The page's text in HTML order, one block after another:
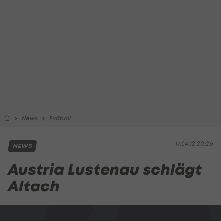
News Fußball
17.04.12 20:26
NEWS
Austria Lustenau schlägt
Altach